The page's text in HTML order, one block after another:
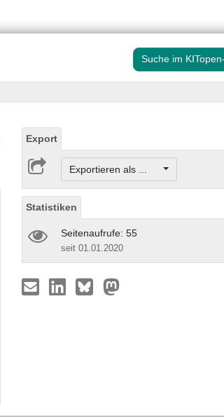
Suche im
Export
Exportieren als ...
Statistiken
Seitenaufrufe: 55
seit 01.01.2020